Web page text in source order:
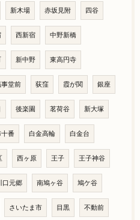
新木場 赤坂見附 四谷
西新宿 中野新橋
新中野 東高円寺
事堂前 荻窪 霞が関 銀座
後楽園 茗荷谷 新大塚
十番 白金高輪 白金台
西ヶ原 王子 王子神谷
口元郷 南鳩ヶ谷 鳩ケ谷
さいたま市 目黒 不動前